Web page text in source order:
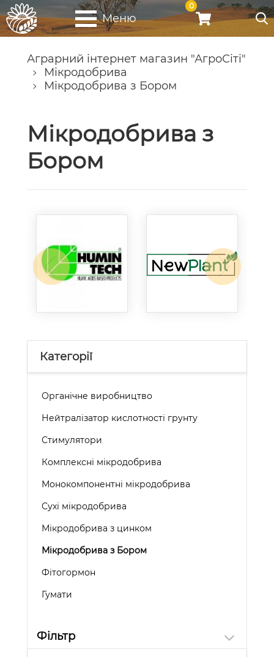
Меню
0
Аграрний інтернет магазин "АгроСіті"
Мікродобрива
Мікродобрива з Бором
Мікродобрива з
Бором
Категорії
Органічне виробництво
Нейтралізатор кислотності грунту
Стимулятори
Комплексні мікродобрива
Монокомпонентні мікродобрива
Сухі мікродобрива
Мікродобрива з цинком
Мікродобрива з Бором
Фітогормон
Гумати
Фільтр